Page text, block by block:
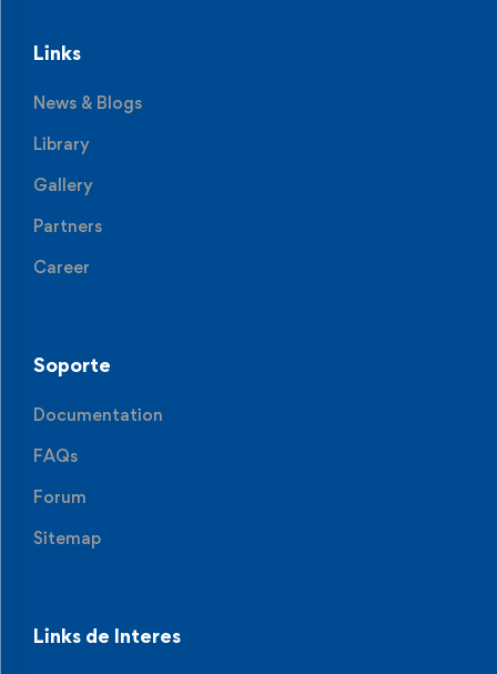
Links
News & Blogs
Library
Gallery
Partners
Career
Soporte
Documentation
FAQs
Forum
Sitemap
Links de Interes